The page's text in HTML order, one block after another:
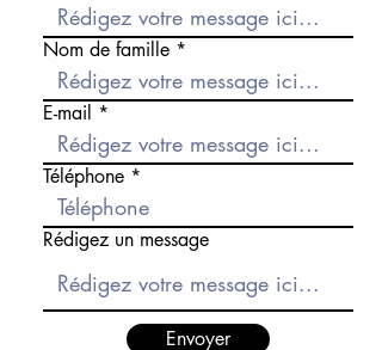
Nom de famille
E-mail
Téléphone
Rédigez un message
Envoyer